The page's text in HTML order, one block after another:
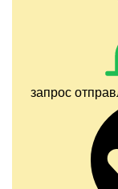
запрос